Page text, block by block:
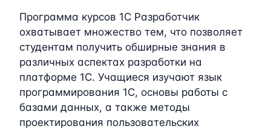
Программа курсов 1C Разработчик
охватывает множество тем, что позволяет
студентам получить обширные знания в
различных аспектах разработки на
платформе 1C. Учащиеся изучают язык
программирования 1C, основы работы с
базами данных, а также методы
проектирования пользовательских